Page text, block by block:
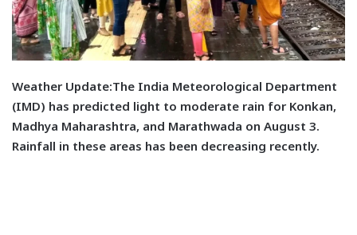
Weather Update:The India Meteorological Department
(IMD) has predicted light to moderate rain for Konkan,
Madhya Maharashtra, and Marathwada on August 3.
Rainfall in these areas has been decreasing recently.